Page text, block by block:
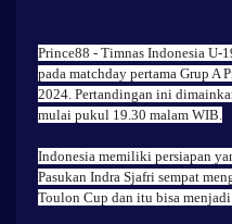
Prince88 - Timnas Indonesia U-
pada matchday pertama Grup A
2024. Pertandingan ini
mulai pukul 19.30 malam WIB.
Indonesia memiliki persiapan
Pasukan Indra Sjafri sempat
Toulon Cup dan itu bisa